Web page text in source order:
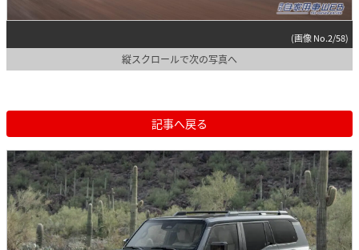
(画像 No.2/58)
縦スクロールで次の写真へ
記事へ戻る